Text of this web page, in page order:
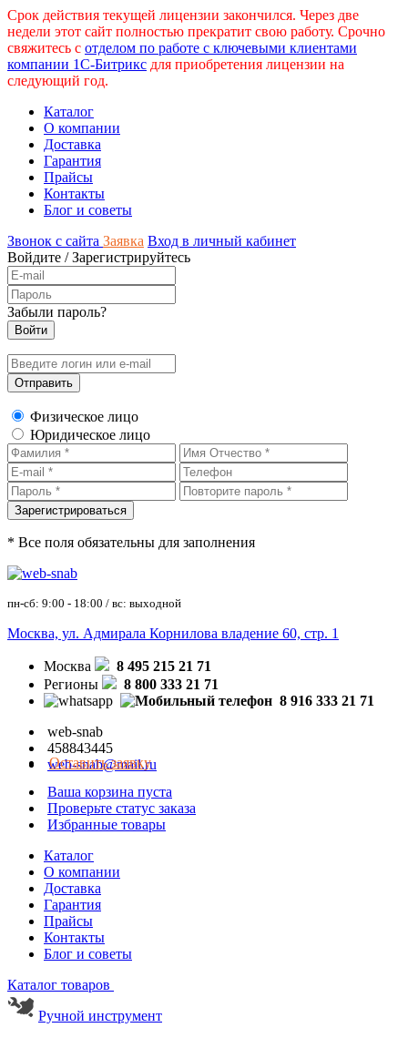
Срок действия текущей лицензии закончился. Через две
недели этот сайт полностью прекратит свою работу. Срочно
свяжитесь с отделом по работе с ключевыми клиентами
компании 1С-Битрикс для приобретения лицензии на
следующий год.
Каталог
О компании
Доставка
Гарантия
Прайсы
Контакты
Блог и советы
Звонок с сайта Заявка Вход в личный кабинет
Войдите /Зарегистрируйтесь
Забыли пароль?
Физическое лицо
Юридическое лицо
* Все поля обязательны для заполнения
пн-сб: 9:00 - 18:00 / вс: выходной
Москва, ул. Адмирала Корнилова владение 60, стр. 1
Москва
8 495 215 21 71
Регионы
8 800 333 21 71
8 916 333 21 71
web-snab
458843445
web-snab@mail.ru
Оставить заявку
Ваша корзина пуста
Проверьте статус заказа
Избранные товары
Каталог
О компании
Доставка
Гарантия
Прайсы
Контакты
Блог и советы
Каталог товаров
Ручной инструмент